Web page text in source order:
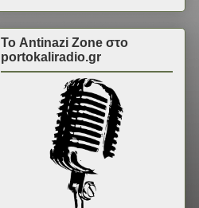
Το Antinazi Zone στο
portokaliradio.gr